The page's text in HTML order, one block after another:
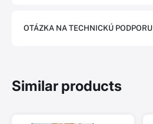
OTÁZKA NA TECHNICKÚ PODPORU
Similar products